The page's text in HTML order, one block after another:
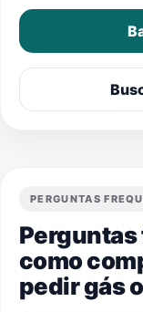
PERGUNTAS
como
pedir gás